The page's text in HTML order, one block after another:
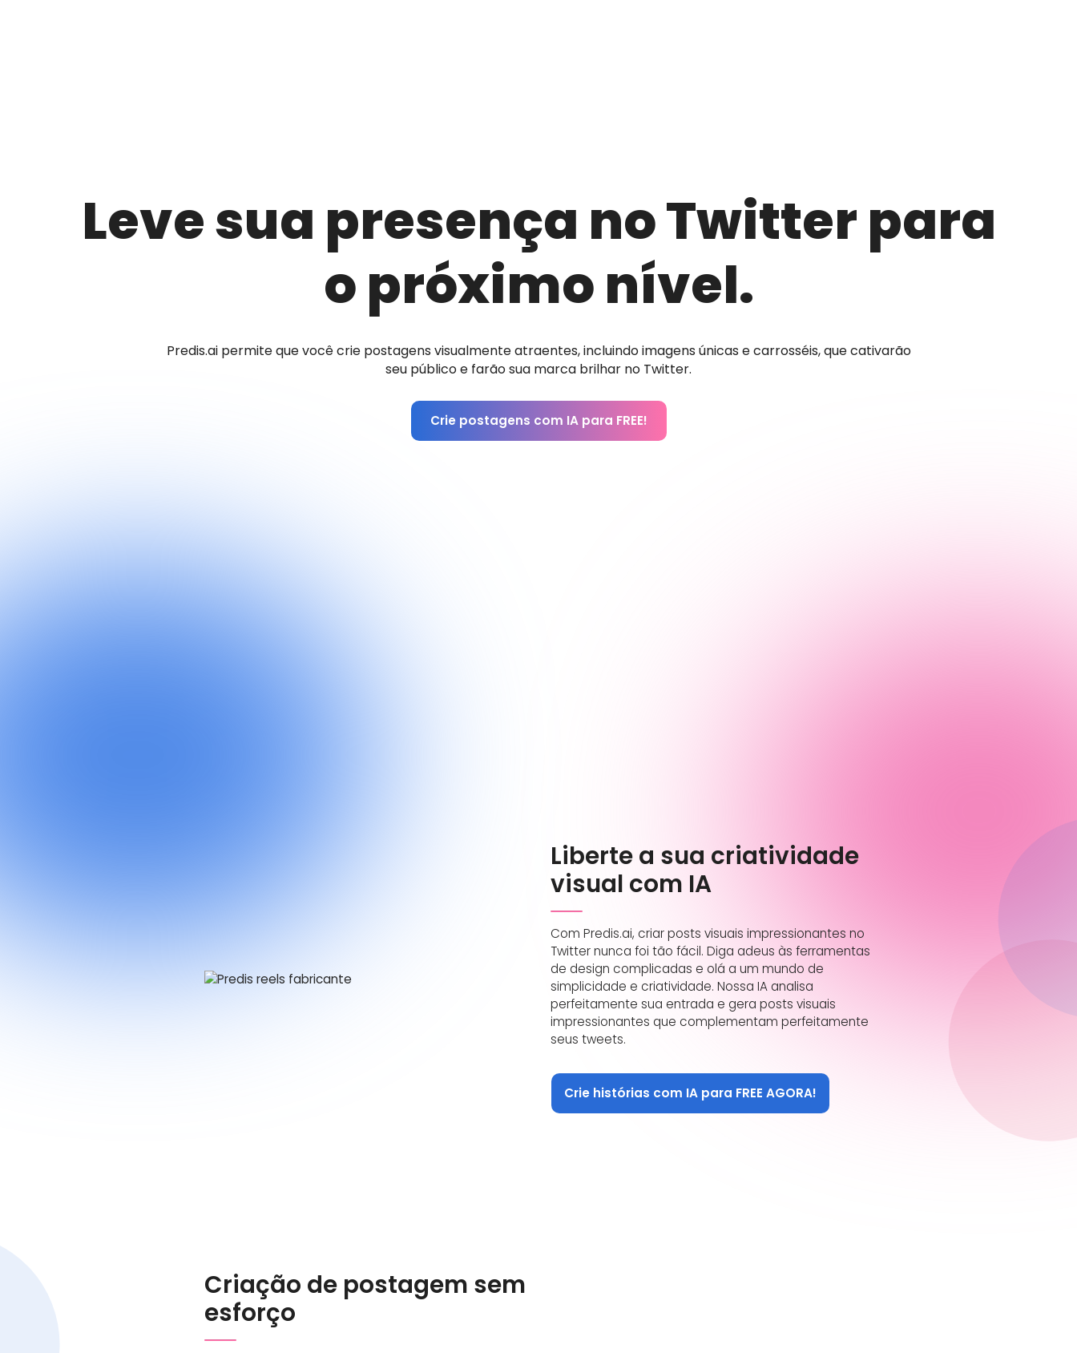
Leve sua presença no Twitter para
o próximo nível.
Predis.ai permite que você crie postagens visualmente atraentes, incluindo imagens únicas e carrosséis, que cativarão
seu público e farão sua marca brilhar no Twitter.
Crie postagens com IA para FREE!
Liberte a sua criatividade
visual com IA
Com Predis.ai, criar posts visuais impressionantes no
Twitter nunca foi tão fácil. Diga adeus às ferramentas
de design complicadas e olá a um mundo de
simplicidade e criatividade. Nossa IA analisa
perfeitamente sua entrada e gera posts visuais
impressionantes que complementam perfeitamente
seus tweets.
Crie histórias com IA para FREE AGORA!
Criação de postagem sem
esforço